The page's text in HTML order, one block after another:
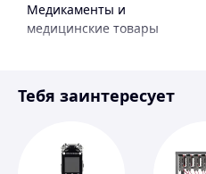
Медикаменты и
медицинские товары
Инструмент
Тебя заинтересует